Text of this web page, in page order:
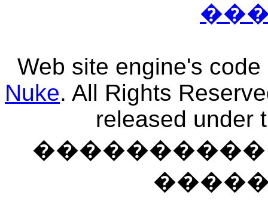
Web site engine's
Nuke. All Rights
released under
����������